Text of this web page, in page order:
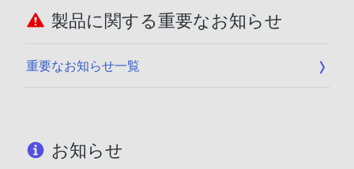
製品に関する重要なお知らせ
重要なお知らせ一覧
お知らせ